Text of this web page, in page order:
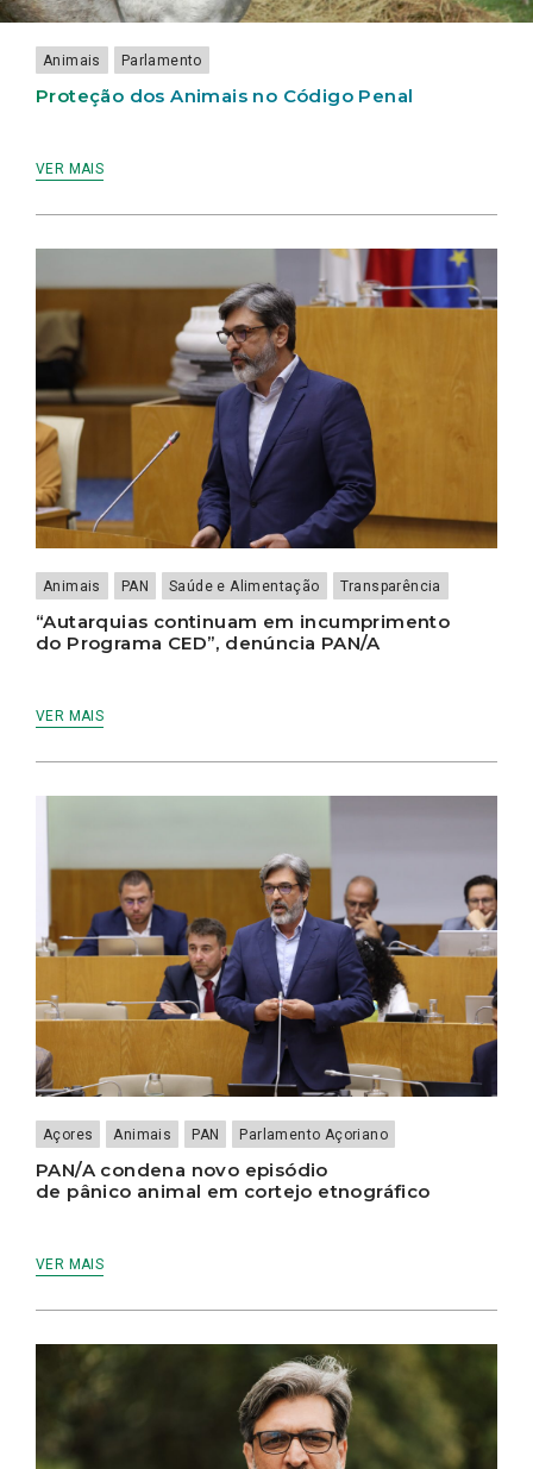
Animais Parlamento
Proteção dos Animais no Código Penal
VER MAIS
Animais PAN Saúde e Alimentação Transparência
“Autarquias continuam em incumprimento
do Programa CED”, denúncia PAN/A
VER MAIS
Açores Animais PAN Parlamento Açoriano
PAN/A condena novo episódio
de pânico animal em cortejo etnográfico
VER MAIS
LAMEIRINHO